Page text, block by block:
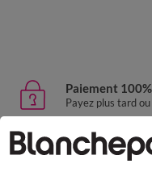
Paiement
Payez plus tard
Livraison
domicile, relais,